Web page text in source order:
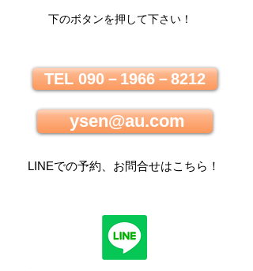
下のボタンを押して下さい！
TEL 090－1966－8212
ysen@au.com
LINEでの予約、お問合せはこちら ！